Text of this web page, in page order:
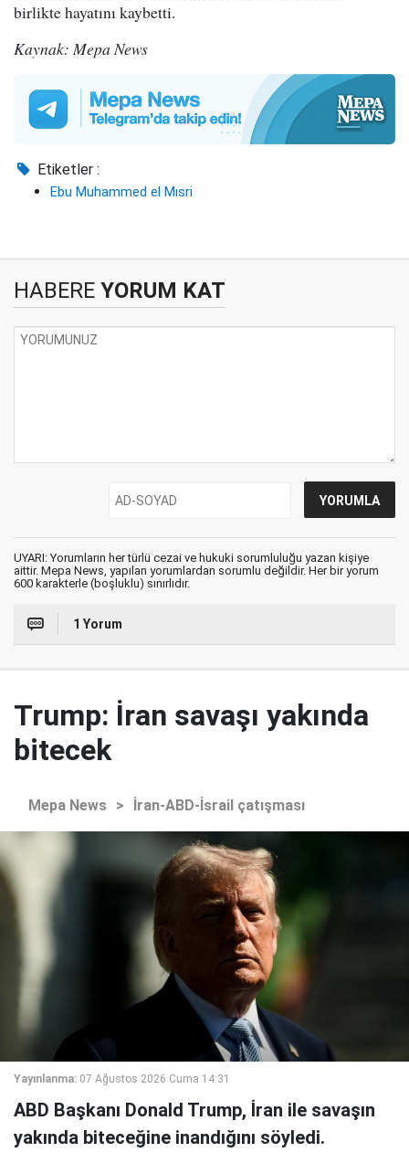
birlikte hayatını kaybetti.
Kaynak: Mepa News
Etiketler :
Ebu Muhammed el Mısri
HABERE YORUM KAT
UYARI: Yorumların her türlü cezai ve hukuki sorumluluğu yazan kişiye
aittir. Mepa News, yapılan yorumlardan sorumlu değildir. Her bir yorum
600 karakterle (boşluklu) sınırlıdır.
1 Yorum
Trump: İran savaşı yakında
bitecek
Mepa News > İran-ABD-İsrail çatışması
Yayınlanma: 07 Ağustos 2026 Cuma 14:31
ABD Başkanı Donald Trump, İran ile savaşın
yakında biteceğine inandığını söyledi.